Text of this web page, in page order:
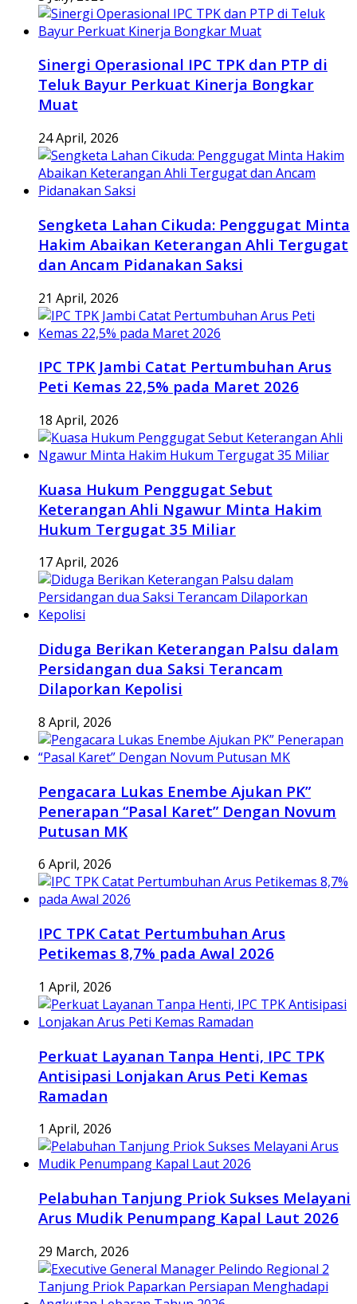
Sinergi Operasional IPC TPK dan PTP di
Teluk Bayur Perkuat Kinerja Bongkar
Muat
24 April, 2026
Sengketa Lahan Cikuda: Penggugat Minta
Hakim Abaikan Keterangan Ahli Tergugat
dan Ancam Pidanakan Saksi
21 April, 2026
IPC TPK Jambi Catat Pertumbuhan Arus
Peti Kemas 22,5% pada Maret 2026
18 April, 2026
Kuasa Hukum Penggugat Sebut
Keterangan Ahli Ngawur Minta Hakim
Hukum Tergugat 35 Miliar
17 April, 2026
Diduga Berikan Keterangan Palsu dalam
Persidangan dua Saksi Terancam
Dilaporkan Kepolisi
8 April, 2026
Pengacara Lukas Enembe Ajukan PK”
Penerapan “Pasal Karet” Dengan Novum
Putusan MK
6 April, 2026
IPC TPK Catat Pertumbuhan Arus
Petikemas 8,7% pada Awal 2026
1 April, 2026
Perkuat Layanan Tanpa Henti, IPC TPK
Antisipasi Lonjakan Arus Peti Kemas
Ramadan
1 April, 2026
Pelabuhan Tanjung Priok Sukses Melayani
Arus Mudik Penumpang Kapal Laut 2026
29 March, 2026